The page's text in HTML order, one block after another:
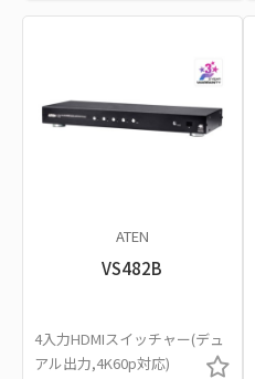
ATEN
VS482B
4入力HDMIスイッチャー(デュ
アル出力,4K60p対応)